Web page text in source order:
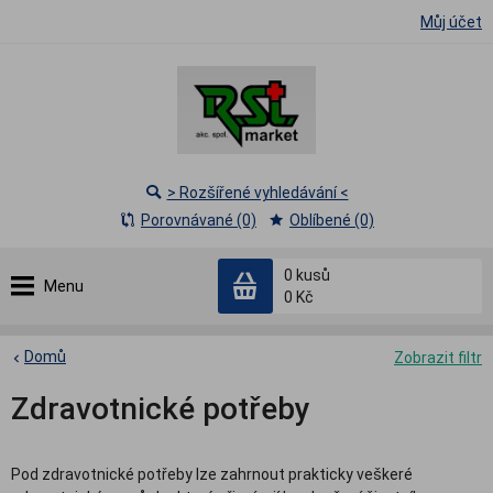
Můj účet
Menu
0 kusů
0 Kč
> Rozšířené vyhledávání <
Porovnávané (0)
Oblíbené (0)
Zobrazit filtr
Domů
Zdravotnické potřeby
Pod zdravotnické potřeby lze zahrnout prakticky veškeré